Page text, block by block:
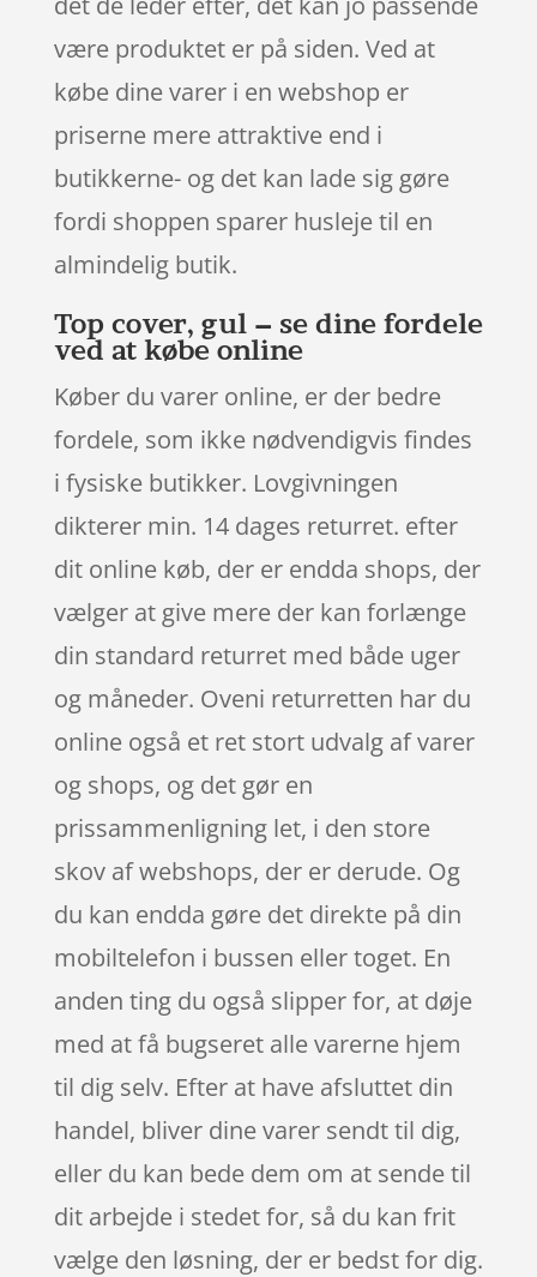
være produktet er på siden. Ved at
købe dine varer i en webshop er
priserne mere attraktive end i
butikkerne- og det kan lade sig gøre
fordi shoppen sparer husleje til en
almindelig butik.
Top cover, gul – se dine fordele
ved at købe online
Køber du varer online, er der bedre
fordele, som ikke nødvendigvis findes
i fysiske butikker. Lovgivningen
dikterer min. 14 dages returret. efter
dit online køb, der er endda shops, der
vælger at give mere der kan forlænge
din standard returret med både uger
og måneder. Oveni returretten har du
online også et ret stort udvalg af varer
og shops, og det gør en
prissammenligning let, i den store
skov af webshops, der er derude. Og
du kan endda gøre det direkte på din
mobiltelefon i bussen eller toget. En
anden ting du også slipper for, at døje
med at få bugseret alle varerne hjem
til dig selv. Efter at have afsluttet din
handel, bliver dine varer sendt til dig,
eller du kan bede dem om at sende til
dit arbejde i stedet for, så du kan frit
vælge den løsning, der er bedst for dig.